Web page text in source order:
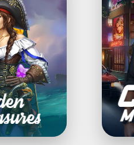
罪
ミ
ス
テ
リ
ー
探
偵
ゲ
ー
ム